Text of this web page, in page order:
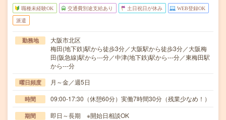
職種未経験OK 交通費別途支給あり 土日祝日が休み WEB登録OK
派遣
勤務地
大阪市北区
梅田(地下鉄)駅から徒歩3分／大阪駅から徒歩3分／大阪梅
田(阪急線)駅から---分／中津(地下鉄)駅から---分／東梅田駅
から---分
曜日頻度 月～金／週5日
時間 09:00-17:30（休憩60分）実働7時間30分（残業少なめ！）
期間 即日～長期 ※開始日相談OK